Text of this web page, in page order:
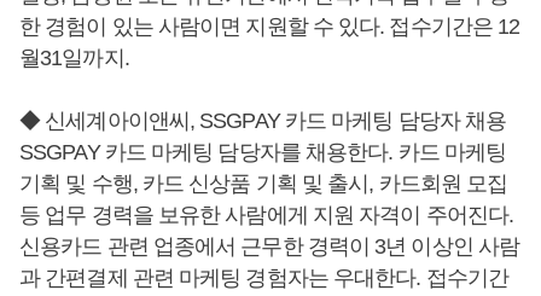
한 경험이 있는 사람이면 지원할 수 있다. 접수기간은 12
월31일까지.
◆ 신세계아이앤씨, SSGPAY 카드 마케팅 담당자 채용
SSGPAY 카드 마케팅 담당자를 채용한다. 카드 마케팅
기획 및 수행, 카드 신상품 기획 및 출시, 카드회원 모집
등 업무 경력을 보유한 사람에게 지원 자격이 주어진다.
신용카드 관련 업종에서 근무한 경력이 3년 이상인 사람
과 간편결제 관련 마케팅 경험자는 우대한다. 접수기간